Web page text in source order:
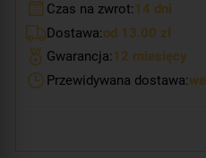
Czas na zwrot:14 dni
Dostawa:od 13.00 zł
Gwarancja:12 miesięcy
Przewidywana dostawa: